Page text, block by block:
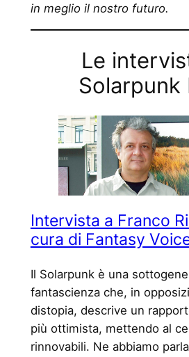
in meglio il nostro futuro.
Le
Solarpunk
Intervista a Franco
cura di Fantasy
Il Solarpunk è una
fantascienza che, in
distopia, descrive un
più ottimista, mettendo al
rinnovabili. Ne abbiamo